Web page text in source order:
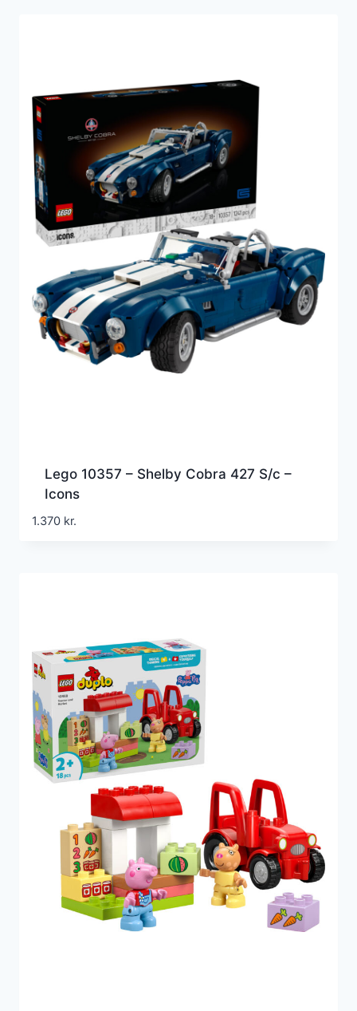
Lego 10357 – Shelby Cobra 427 S/c –
Icons
1.370 kr.